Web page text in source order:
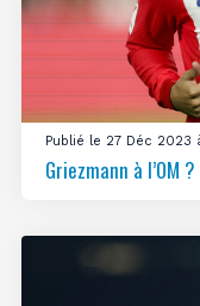
Publié le 27 Déc 2023
Griezmann à l’OM